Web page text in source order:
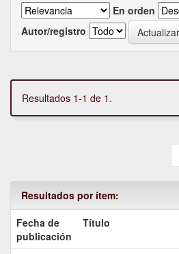
En orden
Autor/registro
Resultados 1-1 de 1.
Resultados por ítem:
Fecha de
publicación
Título